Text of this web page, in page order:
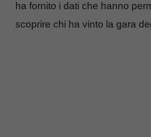
ha fornito i dati che hanno
scoprire chi ha vinto la gara